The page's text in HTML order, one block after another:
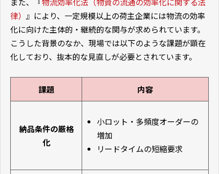
律） 』により、一定規模以上の荷主企業には物流の効率
化に向けた主体的・継続的な関与が求められています。
こうした背景のなか、現場では以下のような課題が顕在
化しており、抜本的な見直しが必要とされています。
課題 内容
納品条件の厳格
化
小ロット・多頻度オーダーの
増加
リードタイムの短縮要求